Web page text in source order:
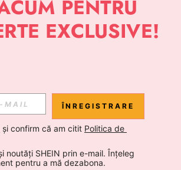
LA SHEIN
Abonare
Abonare
ÎNREGISTRARE
și confirm că am citit Politica de
noutăți SHEIN prin e-mail. Înțeleg
pentru a mă dezabona.